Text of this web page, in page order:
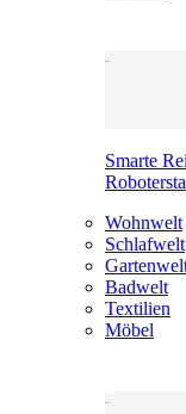
Smarte
Wohnwelt
Schlafwelt
Badwelt
Textilien
Möbel